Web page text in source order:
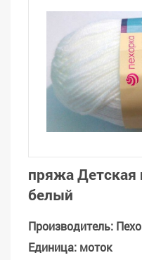
пряжа Детская
белый
Производитель:
Единица: моток